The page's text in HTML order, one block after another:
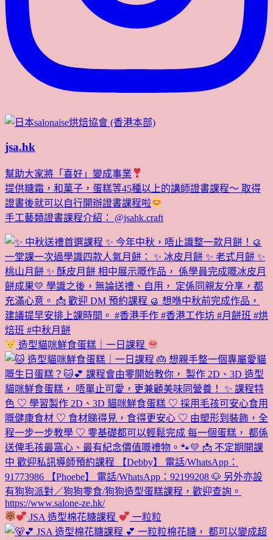
jsa.hk
幫助大家將「喜好」變成事業
提供糖霜，和菓子，蛋糕等45種以上的講師證書課程～ 取得
證書後就可以自行開辦證書課程啦
手工藝類證書課程介紹： @jsahk.craft
造型貓咪鮮食蛋糕｜一日課程
JSA 造型棉花糖課程 一粒粒